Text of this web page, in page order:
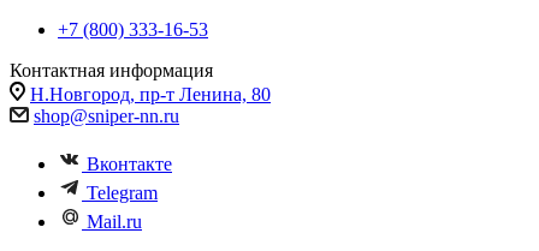
+7 (800) 333-16-53
Контактная информация
Н.Новгород, пр-т Ленина, 80
shop@sniper-nn.ru
Вконтакте
Telegram
Mail.ru